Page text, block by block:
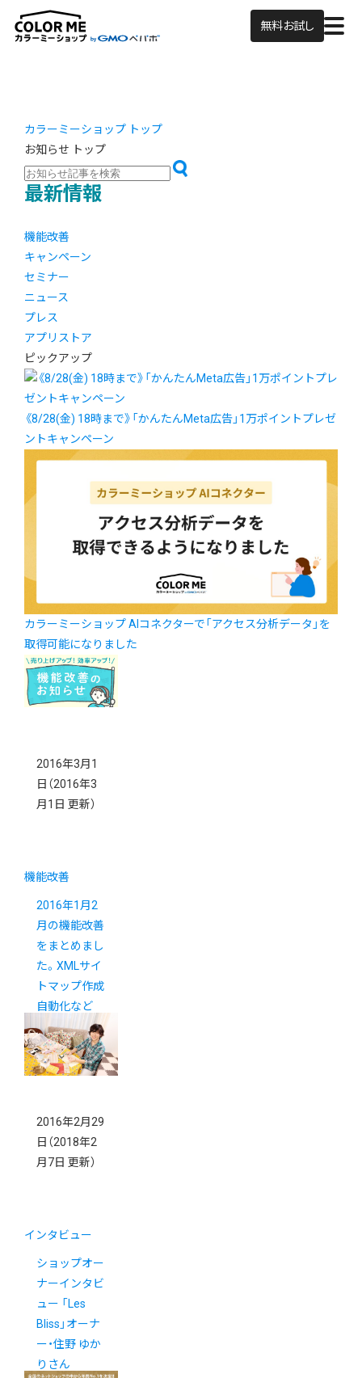
無料お試し
カラーミーショップ トップ
お知らせ トップ
最新情報
機能改善
キャンペーン
セミナー
ニュース
プレス
アプリストア
ピックアップ
《8/28(金) 18時まで》「かんたんMeta広告」1万ポイントプレゼ
ントキャンペーン
カラーミーショップ AIコネクターで「アクセス分析データ」を
取得可能になりました
2016年3月1
日 （2016年3
月1日 更新）
機能改善
2016年1月2
月の機能改善
をまとめまし
た。XMLサイ
トマップ作成
自動化など
2016年2月29
日 （2018年2
月7日 更新）
インタビュー
ショップオー
ナーインタビ
ュー 「Les
Bliss」オーナ
ー・住野 ゆか
りさん